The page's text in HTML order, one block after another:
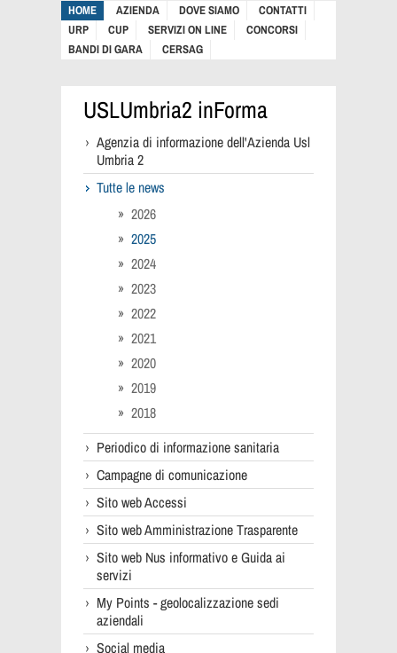
HOME AZIENDA DOVE SIAMO
CONTATTI
URP
CUP SERVIZI ON LINE
CONCORSI
BANDI DI GARA
CERSAG
USLUmbria2 inForma
Agenzia di informazione dell'Azienda Usl
Umbria 2
Tutte le news
2026
2025
2024
2023
2022
2021
2020
2019
2018
Periodico di informazione sanitaria
Campagne di comunicazione
Sito web Accessi
Sito web Amministrazione Trasparente
Sito web Nus informativo e Guida ai
servizi
My Points - geolocalizzazione sedi
aziendali
Social media